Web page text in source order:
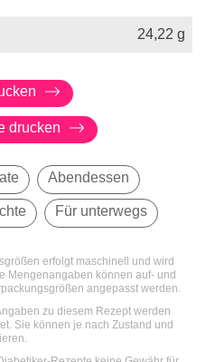
24,22 g
drucken
Abendessen
Für unterwegs
erfolgt maschinell und wird
Mengenangaben können auf- und
angepasst werden.
zu diesem Rezept werden
Sie können je nach Zustand und